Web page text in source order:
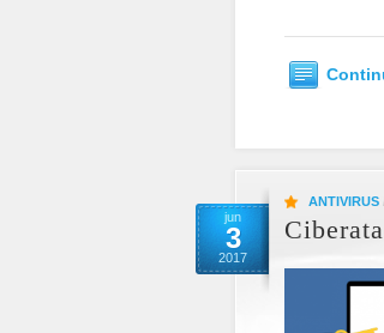
jun
3
2017
ANTIVIRUS